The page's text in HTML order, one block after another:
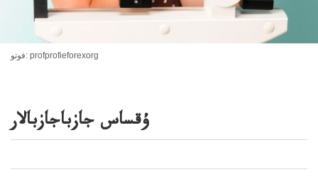
فوتو: profprofieforexorg
ۇقساس جازباجازبالار